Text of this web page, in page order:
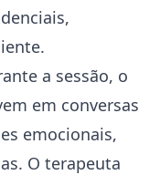
a sessão, o
em conversas
emocionais,
O terapeuta